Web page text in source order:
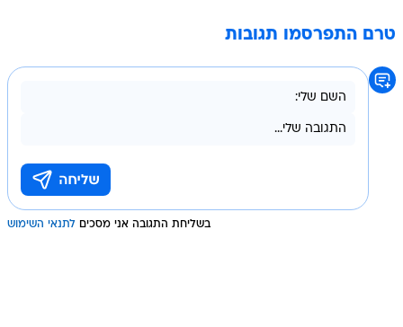
טרם התפרסמו תגובות
בשליחת התגובה אני מסכים לתנאי השימוש